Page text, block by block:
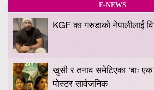
E-NEWS
KGF का गरुडाको नेपालीलाई
खुसी र तनाव समेटिएका ‘बाः एक
पोस्टर सार्वजनिक